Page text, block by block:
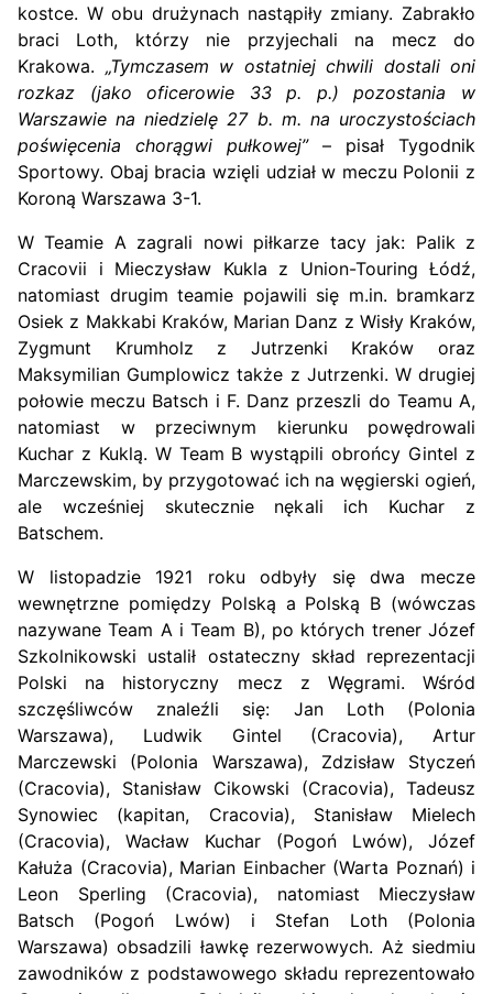
kostce. W obu drużynach nastąpiły zmiany. Zabrakło
braci Loth, którzy nie przyjechali na mecz do
Krakowa. „Tymczasem w ostatniej chwili dostali oni
rozkaz (jako oficerowie 33 p. p.) pozostania w
Warszawie na niedzielę 27 b. m. na uroczystościach
poświęcenia chorągwi pułkowej”– pisał Tygodnik
Sportowy. Obaj bracia wzięli udział w meczu Polonii z
Koroną Warszawa 3-1.
W Teamie A zagrali nowi piłkarze tacy jak: Palik z
Cracovii i Mieczysław Kukla z Union-Touring Łódź,
natomiast drugim teamie pojawili się m.in. bramkarz
Osiek z Makkabi Kraków, Marian Danz z Wisły Kraków,
Zygmunt Krumholz z Jutrzenki Kraków oraz
Maksymilian Gumplowicz także z Jutrzenki. W drugiej
połowie meczu Batsch i F. Danz przeszli do Teamu A,
natomiast w przeciwnym kierunku powędrowali
Kuchar z Kuklą. W Team B wystąpili obrońcy Gintel z
Marczewskim, by przygotować ich na węgierski ogień,
ale wcześniej skutecznie nękali ich Kuchar z
Batschem.
W listopadzie 1921 roku odbyły się dwa mecze
wewnętrzne pomiędzy Polską a Polską B (wówczas
nazywane Team A i Team B), po których trener Józef
Szkolnikowski ustalił ostateczny skład reprezentacji
Polski na historyczny mecz z Węgrami. Wśród
szczęśliwców znaleźli się: Jan Loth (Polonia
Warszawa), Ludwik Gintel (Cracovia), Artur
Marczewski (Polonia Warszawa), Zdzisław Styczeń
(Cracovia), Stanisław Cikowski (Cracovia), Tadeusz
Synowiec (kapitan, Cracovia), Stanisław Mielech
(Cracovia), Wacław Kuchar (Pogoń Lwów), Józef
Kałuża (Cracovia), Marian Einbacher (Warta Poznań) i
Leon Sperling (Cracovia), natomiast Mieczysław
Batsch (Pogoń Lwów) i Stefan Loth (Polonia
Warszawa) obsadzili ławkę rezerwowych. Aż siedmiu
zawodników z podstawowego składu reprezentowało